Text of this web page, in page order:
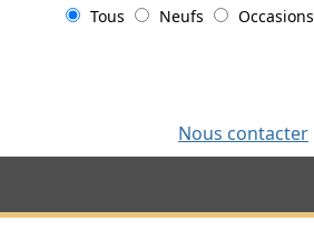
Tous
Neufs Occasions
Nous contacter